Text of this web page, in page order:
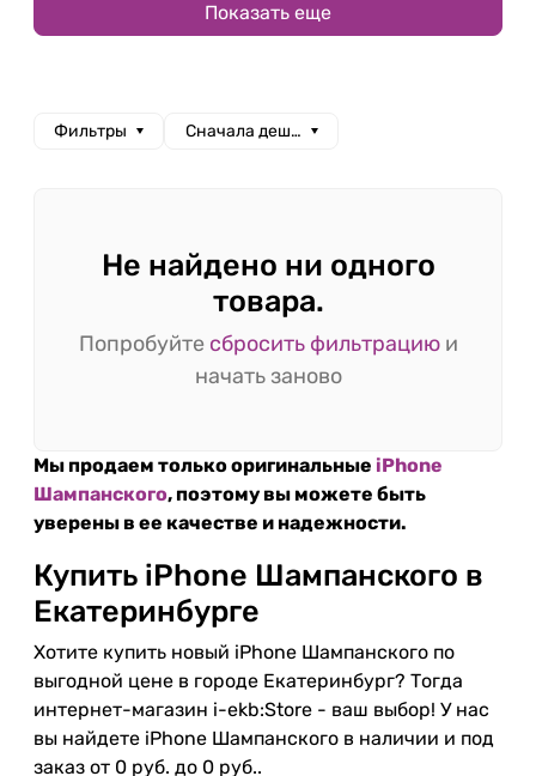
Показать еще
Фильтры Сначала дешевые
Не найдено ни одного
товара.
Попробуйте сбросить фильтрациюи
начать заново
Мы продаем только оригинальные iPhone
Шампанского, поэтому вы можете быть
уверены в ее качестве и надежности.
Купить iPhone Шампанского в
Екатеринбурге
Хотите купить новый iPhone Шампанского по
выгодной цене в городе Екатеринбург? Тогда
интернет-магазин i-ekb:Store - ваш выбор! У нас
вы найдете iPhone Шампанского в наличии и под
заказ от 0 руб. до 0 руб..